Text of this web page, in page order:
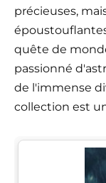
précieuses,
quête de
passionné
de l'immense
collection est